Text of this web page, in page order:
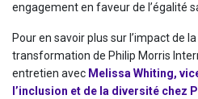
engagement en faveur de l’égalité
Pour en savoir plus sur l’impact de
transformation de Philip Morris
entretien avec Melissa Whiting,
l’inclusion et de la diversité chez